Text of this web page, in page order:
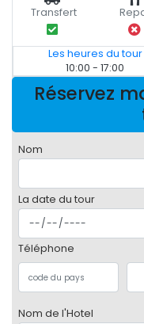
Transfert
Les heures du tour
10:00 - 17:00
Réservez
Nom
La date du tour
Téléphone
Nom de l'Hotel